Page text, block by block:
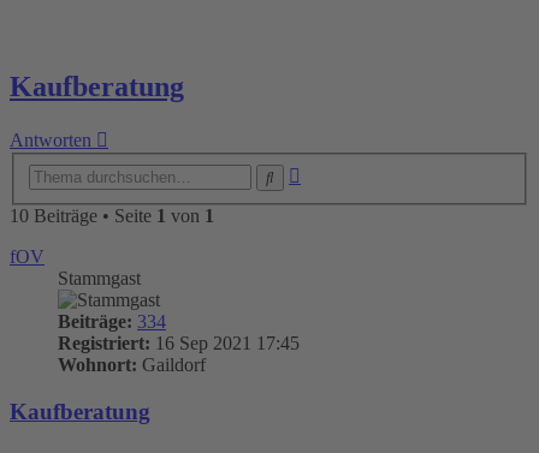
Kaufberatung
Antworten
10 Beiträge • Seite 1 von 1
fOV
Stammgast
Beiträge: 334
Registriert: 16 Sep 2021 17:45
Wohnort: Gaildorf
Kaufberatung